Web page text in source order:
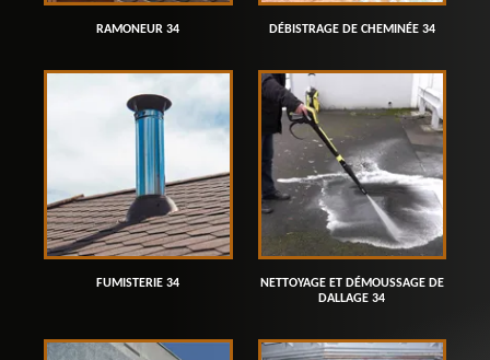
RAMONEUR 34 DÉBISTRAGE DE CHEMINÉE 34
FUMISTERIE 34
NETTOYAGE ET DÉMOUSSAGE DE
DALLAGE 34